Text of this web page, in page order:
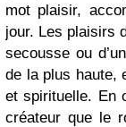
mot plaisir,
jour. Les plaisirs
secousse ou
de la plus haute,
et spirituelle. En
créateur que le